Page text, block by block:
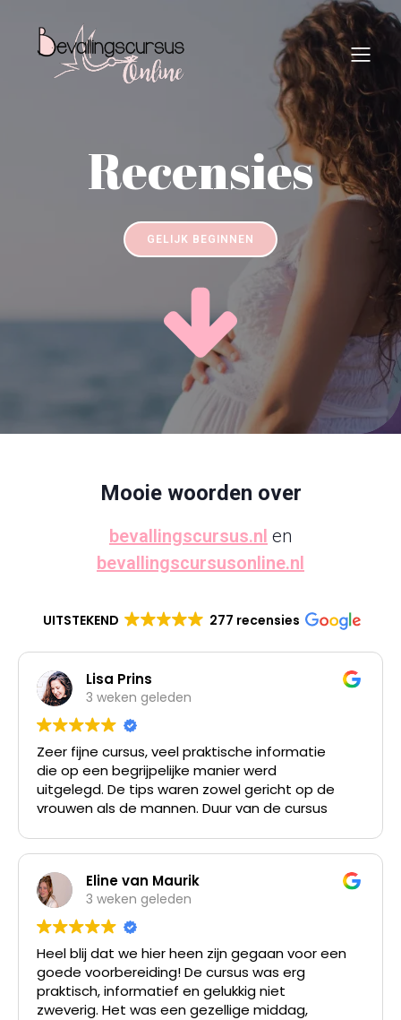
Recensies
GELIJK BEGINNEN
Mooie woorden over
bevallingscursus.nl en
bevallingscursusonline.nl
UITSTEKEND 277 recensies
Lisa Prins
3 weken geleden
Zeer fijne cursus, veel praktische informatie
die op een begrijpelijke manier werd
uitgelegd. De tips waren zowel gericht op de
vrouwen als de mannen. Duur van de cursus
Eline van Maurik
3 weken geleden
Heel blij dat we hier heen zijn gegaan voor een
goede voorbereiding! De cursus was erg
praktisch, informatief en gelukkig niet
zweverig. Het was een gezellige middag,